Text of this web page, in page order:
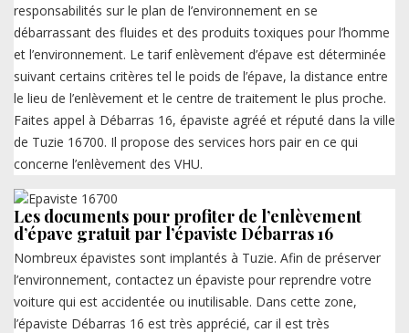
responsabilités sur le plan de l’environnement en se
débarrassant des fluides et des produits toxiques pour l’homme
et l’environnement. Le tarif enlèvement d’épave est déterminée
suivant certains critères tel le poids de l’épave, la distance entre
le lieu de l’enlèvement et le centre de traitement le plus proche.
Faites appel à Débarras 16, épaviste agréé et réputé dans la ville
de Tuzie 16700. Il propose des services hors pair en ce qui
concerne l’enlèvement des VHU.
Les documents pour profiter de l’enlèvement
d’épave gratuit par l’épaviste Débarras 16
Nombreux épavistes sont implantés à Tuzie. Afin de préserver
l’environnement, contactez un épaviste pour reprendre votre
voiture qui est accidentée ou inutilisable. Dans cette zone,
l’épaviste Débarras 16 est très apprécié, car il est très